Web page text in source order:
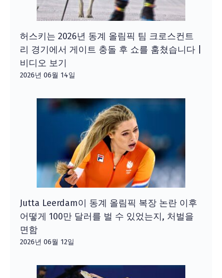
허스키는 2026년 동계 올림픽 팀 크로스컨트
리 경기에서 게이트 충돌 후 쇼를 훔쳤습니다 |
비디오 보기
2026년 06월 14일
Jutta Leerdam이 동계 올림픽 복장 논란 이후
어떻게 100만 달러를 벌 수 있었는지, 처벌을
면함
2026년 06월 12일